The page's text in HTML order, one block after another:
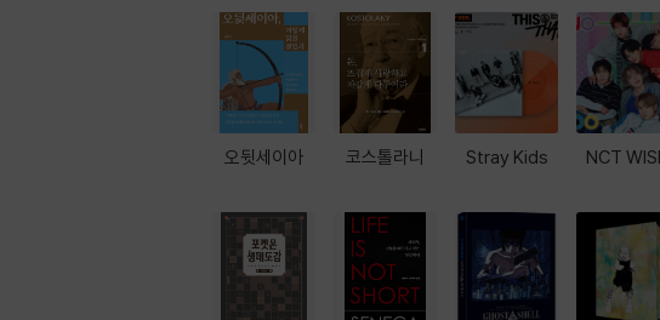
오뒷세이아 코스톨라니 Stray Kids NCT